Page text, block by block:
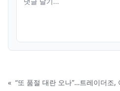
« “또 품절 대란 오나”…트레이더조,